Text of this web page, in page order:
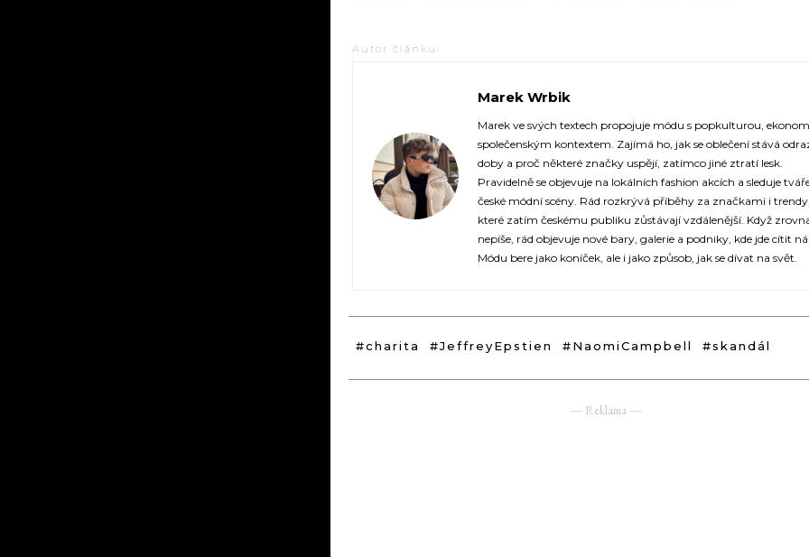
Autor článku:
Marek Wrbik
https://fashionup.cz/
Marek ve svých textech propojuje módu s popkulturou,
společenským kontextem. Zajímá ho, jak se oblečení stává
doby a proč některé značky uspějí, zatímco jiné ztratí lesk.
Pravidelně se objevuje na lokálních fashion akcích a sleduje
české módní scény. Rád rozkrývá příběhy za značkami i trendy,
které zatím českému publiku zůstávají vzdálenější. Když
nepíše, rád objevuje nové bary, galerie a podniky, kde jde cítit
Módu bere jako koníček, ale i jako způsob, jak se dívat na svět.
#charita #JeffreyEpstien #NaomiCampbell #skandál
― Reklama ―